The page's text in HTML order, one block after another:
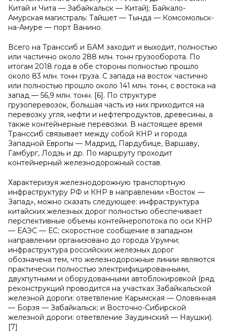
Китай и Чита — Забайкальск — Китай); Байкало-
Амурская магистраль: Тайшет — Тында — Комсомольск-
на-Амуре — порт Ванино.
Всего на Транссиб и БАМ заходит и выходит, полностью
или частично около 288 млн. тонн грузооборота. По
итогам 2018 года в обе стороны полностью прошло
около 83 млн. тонн груза. С запада на восток частично
или полностью прошло около 141 млн. тонн, с востока на
запад — 56,9 млн. тонн. [6]. По структуре
грузоперевозок, большая часть из них приходится на
перевозку угля, нефти и нефтепродуктов, древесины, а
также контейнерные перевозки. В настоящее время
Транссиб связывает между собой КНР и города
Западной Европы — Мадрид, Пардубице, Варшаву,
Гамбург, Лодзь и др. По маршруту проходит
контейнерный железнодорожный состав.
Характеризуя железнодорожную транспортную
инфраструктуру РФ и КНР в направлении «Восток —
Запад», можно сказать следующее: инфраструктура
китайских железных дорог полностью обеспечивает
перспективные объемы контейнеропотока по оси КНР
— ЕАЭС — ЕС; скоростное сообщение в западном
направлении организовано до города Урумчи;
инфраструктура российских железных дорог
обозначена тем, что железнодорожные линии являются
практически полностью электрифицированными,
двухпутными и оборудованными автоблокировкой (ряд
реконструкций проводится на участках Забайкальской
железной дороги: ответвление Карымская — Оловянная
— Борзя — Забайкальск; и Восточно-Сибирской
железной дороги: ответвление Заудинский — Наушки).
[7]